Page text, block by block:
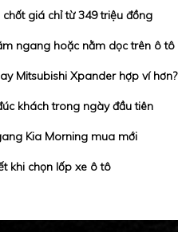
giá chỉ từ 349 triệu đồng
ngang hoặc nằm dọc trên ô tô
Mitsubishi Xpander hợp ví hơn?
khách trong ngày đầu tiên
Kia Morning mua mới
khi chọn lốp xe ô tô